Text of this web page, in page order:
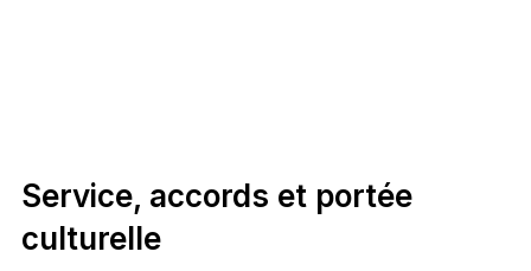
Service, accords et portée
culturelle